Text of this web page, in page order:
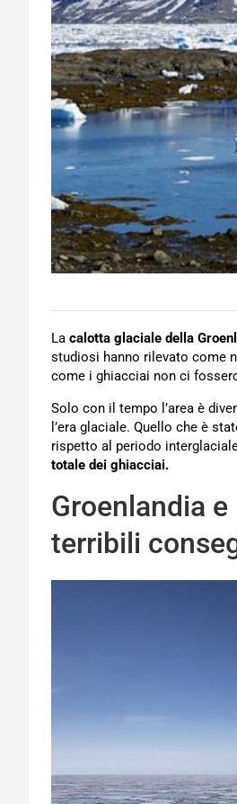
La calotta glaciale della
studiosi hanno rilevato come
come i ghiacciai non ci
Solo con il tempo l’area è
l’era glaciale. Quello che è
rispetto al periodo
totale dei ghiacciai.
Groenlandia
terribili